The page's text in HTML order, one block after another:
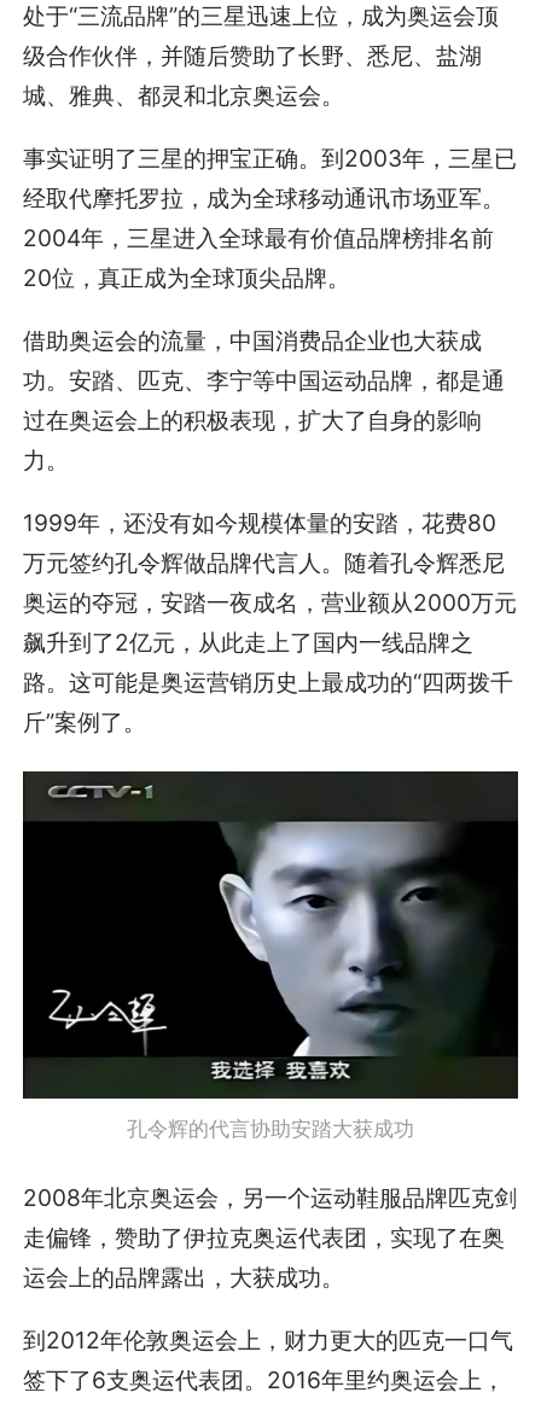
处于“三流品牌”的三星迅速上位，成为奥运会顶
级合作伙伴，并随后赞助了长野、悉尼、盐湖
城、雅典、都灵和北京奥运会。
事实证明了三星的押宝正确。到2003年，三星已
经取代摩托罗拉，成为全球移动通讯市场亚军。
2004年，三星进入全球最有价值品牌榜排名前
20位，真正成为全球顶尖品牌。
借助奥运会的流量，中国消费品企业也大获成
功。安踏、匹克、李宁等中国运动品牌，都是通
过在奥运会上的积极表现，扩大了自身的影响
力。
1999年，还没有如今规模体量的安踏，花费80
万元签约孔令辉做品牌代言人。随着孔令辉悉尼
奥运的夺冠，安踏一夜成名，营业额从2000万元
飙升到了2亿元，从此走上了国内一线品牌之
路。这可能是奥运营销历史上最成功的“四两拨千
斤”案例了。
孔令辉的代言协助安踏大获成功
2008年北京奥运会，另一个运动鞋服品牌匹克剑
走偏锋，赞助了伊拉克奥运代表团，实现了在奥
运会上的品牌露出，大获成功。
到2012年伦敦奥运会上，财力更大的匹克一口气
签下了6支奥运代表团。2016年里约奥运会上，